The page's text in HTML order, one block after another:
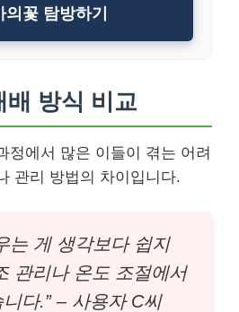
의꽃 탐방하기
배 방식 비교
정에서 많은 이들이 겪는 어려
관리 방법의 차이입니다.
는 게 생각보다 쉽지
관리나 온도 조절에서
다.” – 사용자 C씨